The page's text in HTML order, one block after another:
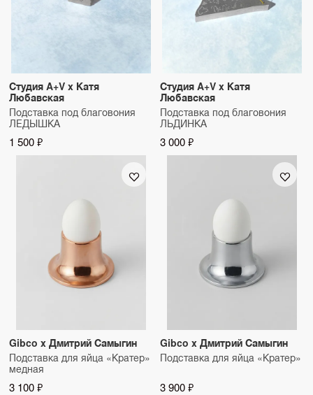
Студия A+V x Катя
Любавская
Подставка под благовония
ЛЕДЫШКА
1 500 ₽
Студия A+V x Катя
Любавская
Подставка под благовония
ЛЬДИНКА
3 000 ₽
Gibco x Дмитрий Самыгин
Подставка для яйца «Кратер»
медная
3 100 ₽
Gibco x Дмитрий Самыгин
Подставка для яйца «Кратер»
3 900 ₽